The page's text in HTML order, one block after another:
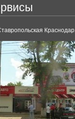
Краснодар.